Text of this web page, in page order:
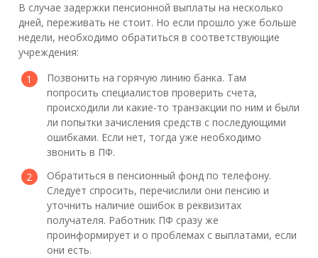
В случае задержки пенсионной выплаты на несколько
дней, переживать не стоит. Но если прошло уже больше
недели, необходимо обратиться в соответствующие
учреждения:
Позвонить на горячую линию банка. Там
попросить специалистов проверить счета,
происходили ли какие-то транзакции по ним и были
ли попытки зачисления средств с последующими
ошибками. Если нет, тогда уже необходимо
звонить в ПФ.
Обратиться в пенсионный фонд по телефону.
Следует спросить, перечислили они пенсию и
уточнить наличие ошибок в реквизитах
получателя. Работник ПФ сразу же
проинформирует и о проблемах с выплатами, если
они есть.